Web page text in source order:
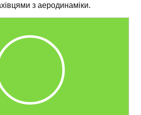
з аеродинаміки.